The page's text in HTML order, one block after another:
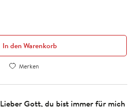
In den Warenkorb
Merken
Lieber Gott, du bist immer für mich